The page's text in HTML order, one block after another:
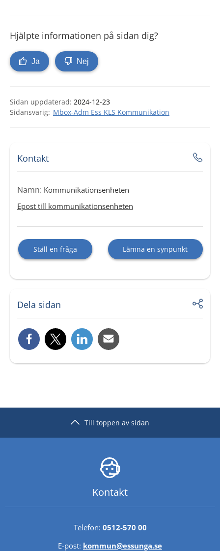
Hjälpte informationen på sidan dig?
Ja Nej
Sidan uppdaterad: 2024-12-23
Mbox-Adm Ess KLS Kommunikation
Kontakt
Namn: Kommunikationsenheten
Epost till kommunikationsenheten
Ställ en fråga Lämna en synpunkt
Dela sidan
Till toppen av sidan
Kontakt
Telefon: 0512-570 00
E-post: kommun@essunga.se